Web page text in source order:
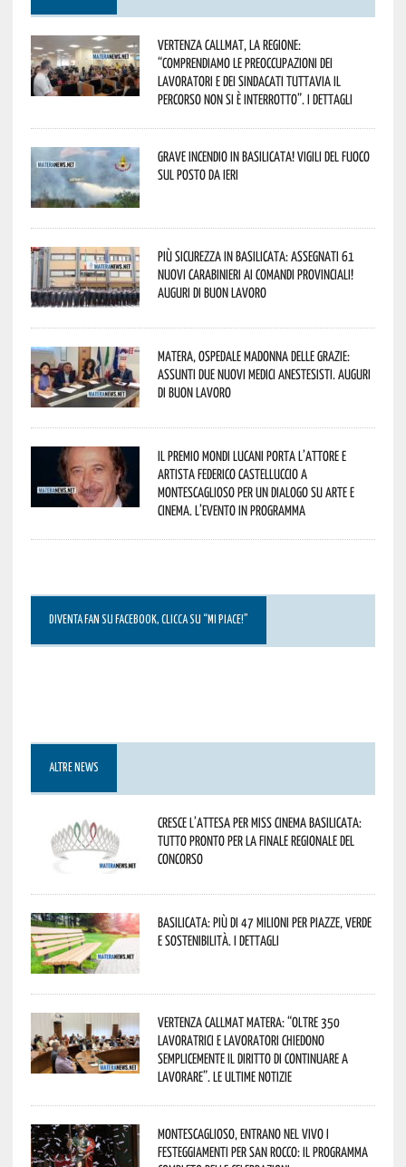
Vertenza CallMat, la Regione:
“comprendiamo le preoccupazioni dei
lavoratori e dei sindacati tuttavia il
percorso non si è interrotto”. I dettagli
Grave incendio in Basilicata! Vigili del fuoco
sul posto da ieri
Più sicurezza in Basilicata: assegnati 61
nuovi Carabinieri ai Comandi provinciali!
Auguri di buon lavoro
Matera, Ospedale Madonna delle Grazie:
assunti due nuovi medici anestesisti. Auguri
di buon lavoro
Il Premio Mondi Lucani porta l’attore e
artista Federico Castelluccio a
Montescaglioso per un dialogo su arte e
cinema. L’evento in programma
DIVENTA FAN SU FACEBOOK, CLICCA SU “MI PIACE!”
ALTRE NEWS
Cresce l’attesa per Miss Cinema Basilicata:
tutto pronto per la finale regionale del
concorso
Basilicata: più di 47 milioni per piazze, verde
e sostenibilità. I dettagli
Vertenza CallMat Matera: “Oltre 350
lavoratrici e lavoratori chiedono
semplicemente il diritto di continuare a
lavorare”. Le ultime notizie
Montescaglioso, entrano nel vivo i
festeggiamenti per San Rocco: il programma